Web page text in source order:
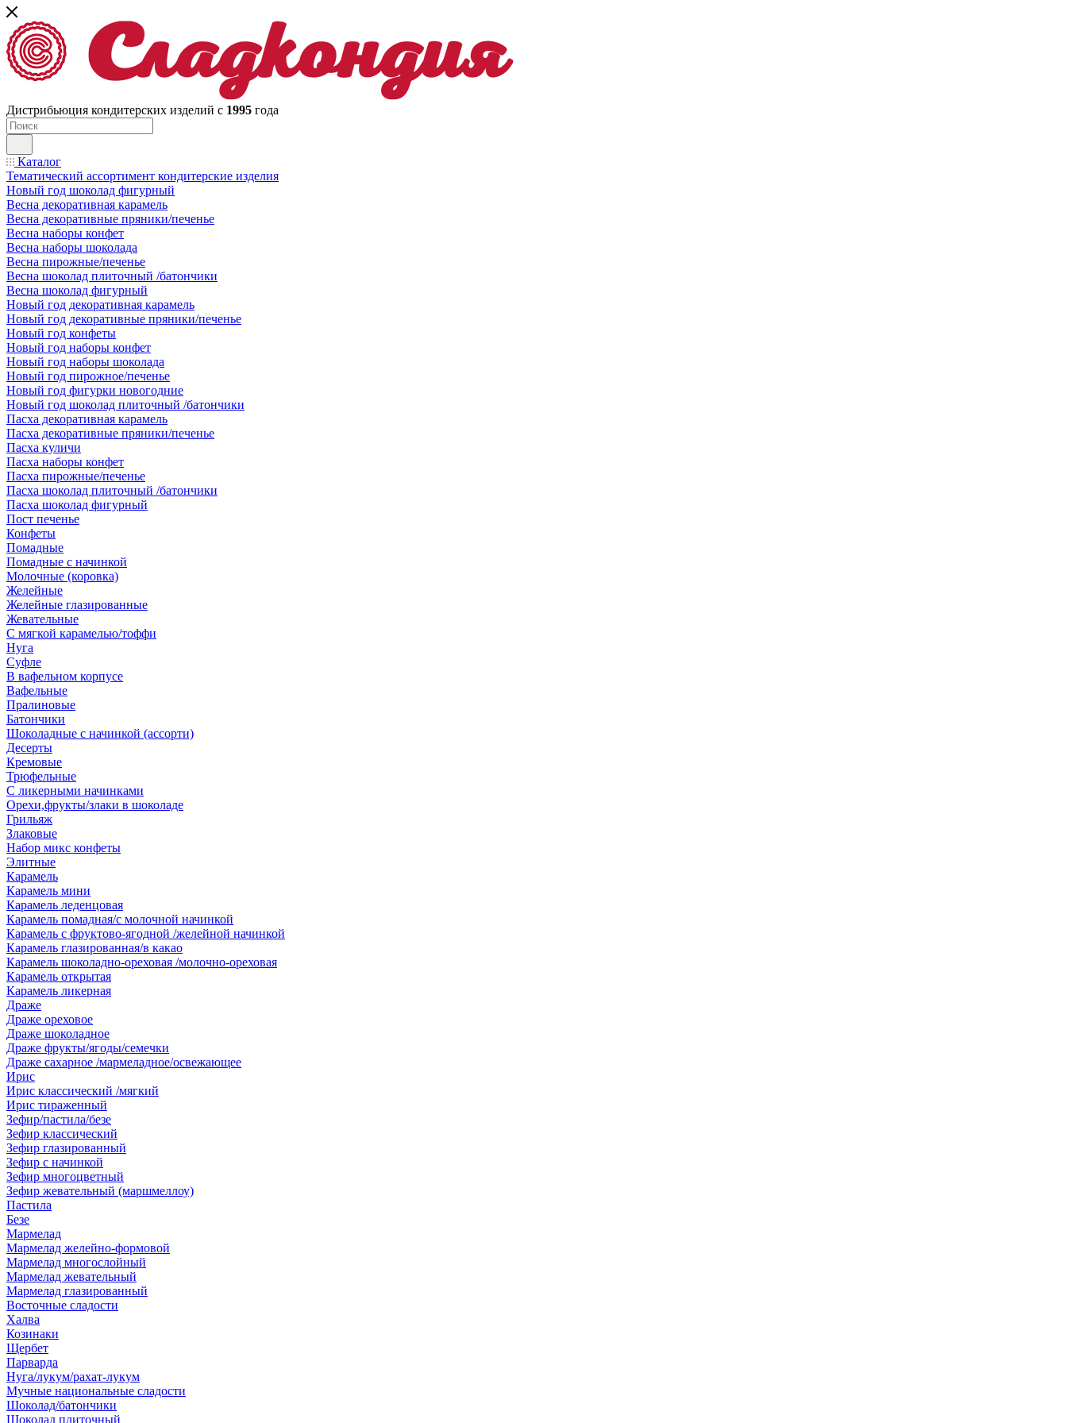
Дистрибьюция кондитерских изделий с 1995 года
Каталог
Тематический ассортимент кондитерские изделия
Новый год шоколад фигурный
Весна декоративная карамель
Весна декоративные пряники/печенье
Весна наборы конфет
Весна наборы шоколада
Весна пирожные/печенье
Весна шоколад плиточный /батончики
Весна шоколад фигурный
Новый год декоративная карамель
Новый год декоративные пряники/печенье
Новый год конфеты
Новый год наборы конфет
Новый год наборы шоколада
Новый год пирожное/печенье
Новый год фигурки новогодние
Новый год шоколад плиточный /батончики
Пасха декоративная карамель
Пасха декоративные пряники/печенье
Пасха куличи
Пасха наборы конфет
Пасха пирожные/печенье
Пасха шоколад плиточный /батончики
Пасха шоколад фигурный
Пост печенье
Конфеты
Помадные
Помадные с начинкой
Молочные (коровка)
Желейные
Желейные глазированные
Жевательные
С мягкой карамелью/тоффи
Нуга
Суфле
В вафельном корпусе
Вафельные
Пралиновые
Батончики
Шоколадные с начинкой (ассорти)
Десерты
Кремовые
Трюфельные
С ликерными начинками
Орехи,фрукты/злаки в шоколаде
Грильяж
Злаковые
Набор микс конфеты
Элитные
Карамель
Карамель мини
Карамель леденцовая
Карамель помадная/с молочной начинкой
Карамель с фруктово-ягодной /желейной начинкой
Карамель глазированная/в какао
Карамель шоколадно-ореховая /молочно-ореховая
Карамель открытая
Карамель ликерная
Драже
Драже ореховое
Драже шоколадное
Драже фрукты/ягоды/семечки
Драже сахарное /мармеладное/освежающее
Ирис
Ирис классический /мягкий
Ирис тираженный
Зефир/пастила/безе
Зефир классический
Зефир глазированный
Зефир с начинкой
Зефир многоцветный
Зефир жевательный (маршмеллоу)
Пастила
Безе
Мармелад
Мармелад желейно-формовой
Мармелад многослойный
Мармелад жевательный
Мармелад глазированный
Восточные сладости
Халва
Козинаки
Щербет
Парварда
Нуга/лукум/рахат-лукум
Мучные национальные сладости
Шоколад/батончики
Шоколад плиточный